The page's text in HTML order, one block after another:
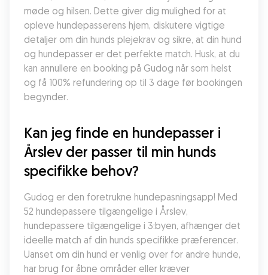
møde og hilsen. Dette giver dig mulighed for at
opleve hundepasserens hjem, diskutere vigtige
detaljer om din hunds plejekrav og sikre, at din hund
og hundepasser er det perfekte match. Husk, at du
kan annullere en booking på Gudog når som helst
og få 100% refundering op til 3 dage før bookingen
begynder.
Kan jeg finde en hundepasser i
Årslev der passer til min hunds
specifikke behov?
Gudog er den foretrukne hundepasningsapp! Med
52 hundepassere tilgængelige i Årslev,
hundepassere tilgængelige i 3:byen, afhænger det
ideelle match af din hunds specifikke præferencer.
Uanset om din hund er venlig over for andre hunde,
har brug for åbne områder eller kræver